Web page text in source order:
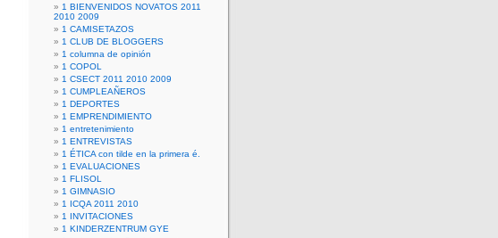
1 BIENVENIDOS NOVATOS 2011
2010 2009
1 CAMISETAZOS
1 CLUB DE BLOGGERS
1 columna de opinión
1 COPOL
1 CSECT 2011 2010 2009
1 CUMPLEAÑEROS
1 DEPORTES
1 EMPRENDIMIENTO
1 entretenimiento
1 ENTREVISTAS
1 ÉTICA con tilde en la primera é.
1 EVALUACIONES
1 FLISOL
1 GIMNASIO
1 ICQA 2011 2010
1 INVITACIONES
1 KINDERZENTRUM GYE